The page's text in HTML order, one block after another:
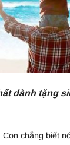
dành tặng
Con chẳng biết